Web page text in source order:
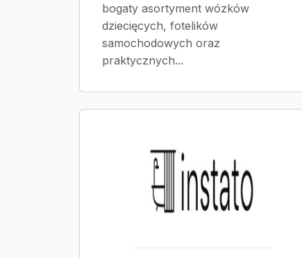
bogaty asortyment wózków
dziecięcych, fotelików
samochodowych oraz
praktycznych...